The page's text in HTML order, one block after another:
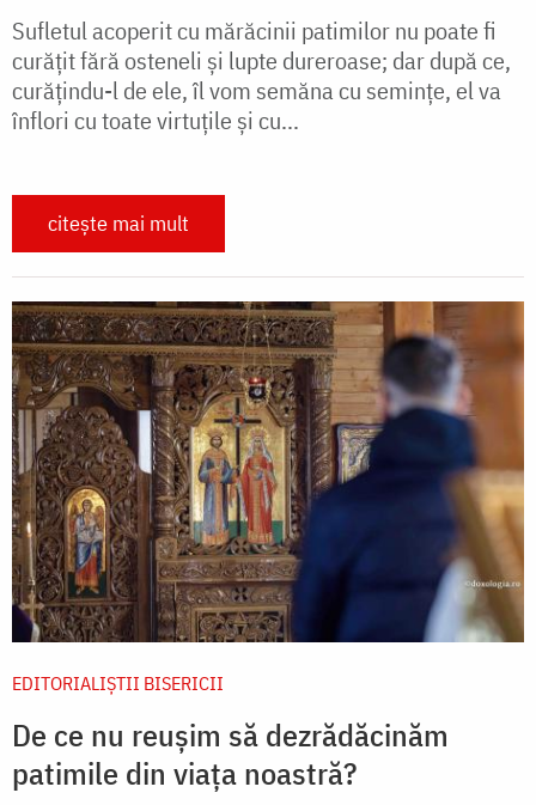
Sufletul acoperit cu mărăcinii patimilor nu poate fi
curățit fără osteneli și lupte dureroase; dar după ce,
curățindu-l de ele, îl vom semăna cu semințe, el va
înflori cu toate virtuțile și cu...
citește mai mult
EDITORIALIȘTII BISERICII
De ce nu reușim să dezrădăcinăm
patimile din viața noastră?